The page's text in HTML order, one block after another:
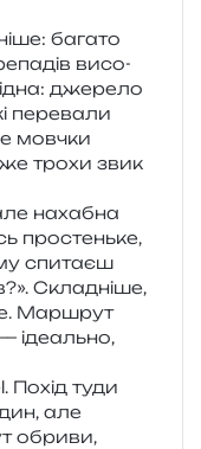
бага­то
висо­
дже­ре­ло
пере­ва­ли
мов­чки
трохи звик
наха­бна
про­стень­ке,
спи­та­єш
Складніше,
Маршрут
іде­аль­но,
Похід туди
але
обри­ви,